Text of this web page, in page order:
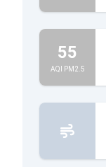
55
AQI PM2.5